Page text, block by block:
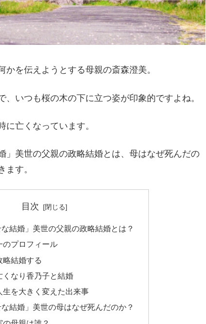
を伝えようとする母親の斎森澄美。
、いつも桜の木の下に立つ姿が印象的ですよね。
に亡くなっています。
」美世の父親の政略結婚とは、母はなぜ死んだの
ます。
目次
な結婚」美世の父親の政略結婚とは？
のプロフィール
略結婚する
くなり香乃子と結婚
生を大きく変えた出来事
な結婚」美世の母はなぜ死んだのか？